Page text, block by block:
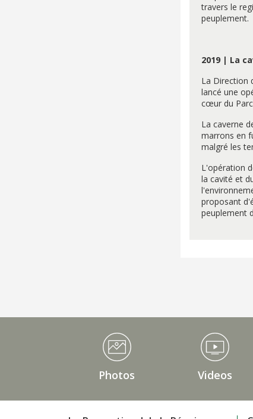
travers le
peuplement.
2019 | La
La Direction
lancé une
cœur du
La caverne
marrons en
malgré les
L'opération
la cavité et
proposant
peuplement
Médiathèque Footer
Photos Videos